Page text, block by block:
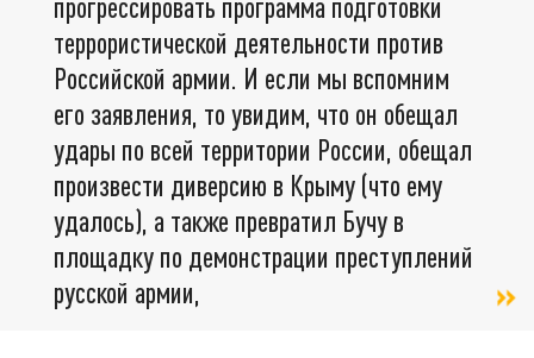
прогрессировать программа подготовки
террористической деятельности против
Российской армии. И если мы вспомним
его заявления, то увидим, что он обещал
удары по всей территории России, обещал
произвести диверсию в Крыму (что ему
удалось), а также превратил Бучу в
площадку по демонстрации преступлений
русской армии,